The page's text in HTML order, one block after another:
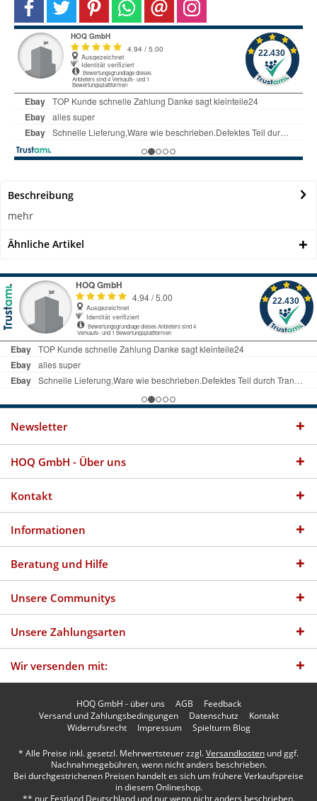
Beschreibung
mehr
Ähnliche Artikel
Newsletter
HOQ GmbH - Über uns
Kontakt
Informationen
Beratung und Hilfe
Unsere Communitys
Unsere Zahlungsarten
Wir versenden mit:
HOQ GmbH - über uns AGB
Feedback
Versand und Zahlungsbedingungen
Datenschutz
Kontakt
Widerrufsrecht
Impressum Spielturm Blog
* Alle Preise inkl. gesetzl. Mehrwertsteuer zzgl.Versandkosten und ggf.
Nachnahmegebühren, wenn nicht anders beschrieben.
Bei durchgestrichenen Preisen handelt es sich um frühere Verkaufspreise
in diesem Onlineshop.